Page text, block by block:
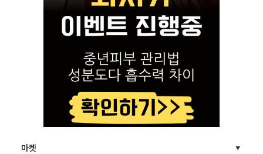
마켓